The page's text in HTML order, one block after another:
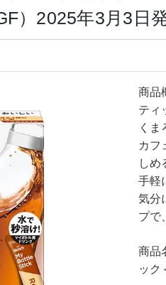
）2025年3月3日
商品
ティ
く
カフ
しめ
手軽
気分
プで
商品
ック